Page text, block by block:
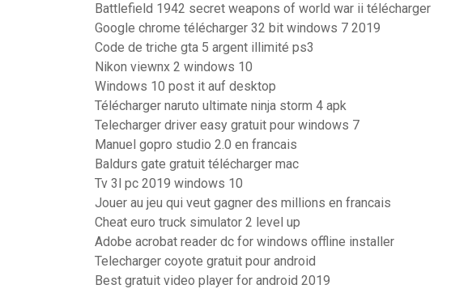
Battlefield 1942 secret weapons of world war ii télécharger
Google chrome télécharger 32 bit windows 7 2019
Code de triche gta 5 argent illimité ps3
Nikon viewnx 2 windows 10
Windows 10 post it auf desktop
Télécharger naruto ultimate ninja storm 4 apk
Telecharger driver easy gratuit pour windows 7
Manuel gopro studio 2.0 en francais
Baldurs gate gratuit télécharger mac
Tv 3l pc 2019 windows 10
Jouer au jeu qui veut gagner des millions en francais
Cheat euro truck simulator 2 level up
Adobe acrobat reader dc for windows offline installer
Telecharger coyote gratuit pour android
Best gratuit video player for android 2019